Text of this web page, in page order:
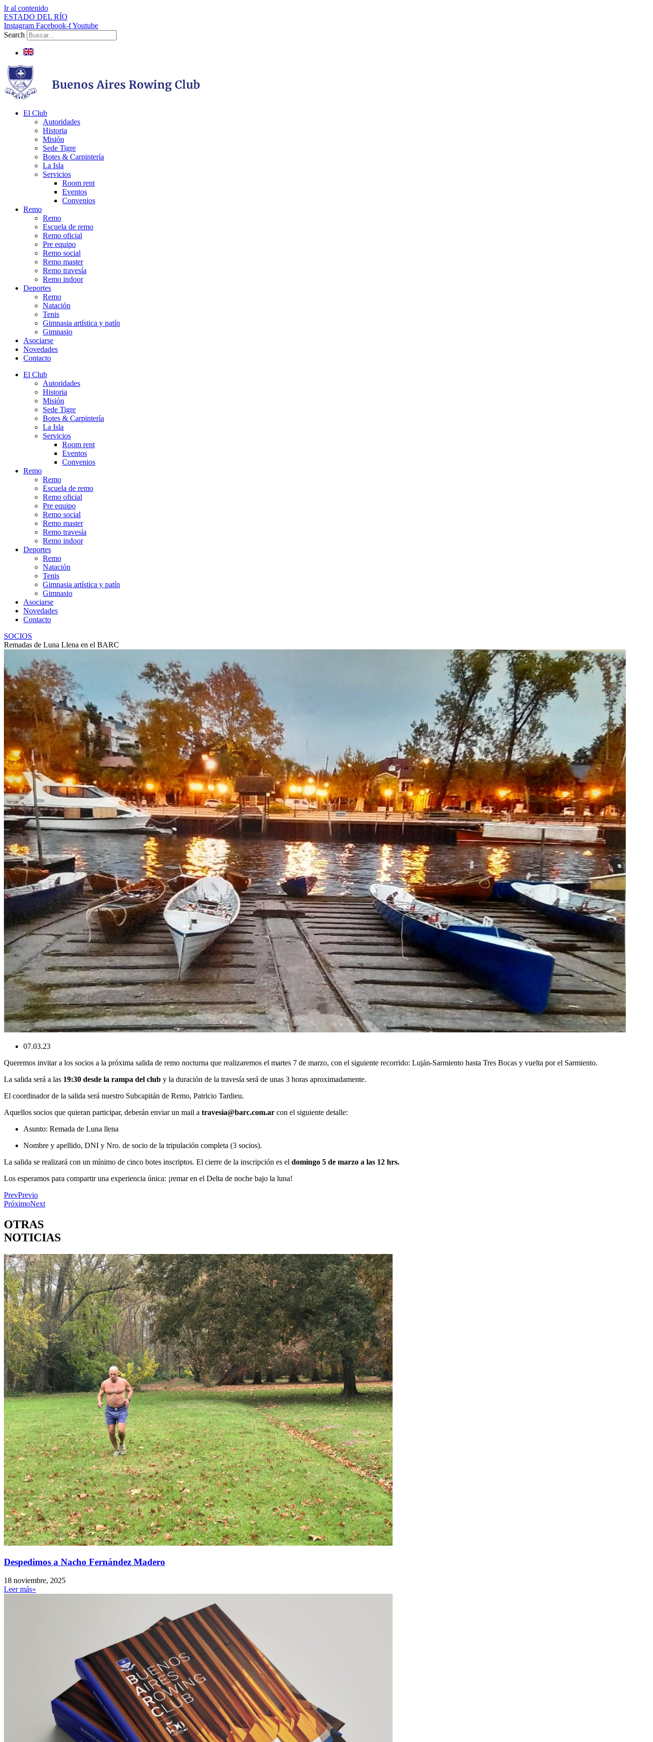
Ir al contenido
ESTADO DEL RÍO
Instagram Facebook-fYoutube
Search
El Club
Autoridades
Historia
Misión
Sede Tigre
Botes & Carpintería
La Isla
Servicios
Room rent
Eventos
Convenios
Remo
Remo
Escuela de remo
Remo oficial
Pre equipo
Remo social
Remo master
Remo travesía
Remo indoor
Deportes
Remo
Natación
Tenis
Gimnasia artística y patín
Gimnasio
Asociarse
Novedades
Contacto
El Club
Autoridades
Historia
Misión
Sede Tigre
Botes & Carpintería
La Isla
Servicios
Room rent
Eventos
Convenios
Remo
Remo
Escuela de remo
Remo oficial
Pre equipo
Remo social
Remo master
Remo travesía
Remo indoor
Deportes
Remo
Natación
Tenis
Gimnasia artística y patín
Gimnasio
Asociarse
Novedades
Contacto
SOCIOS
Remadas de Luna Llena en el BARC
07.03.23
Queremos invitar a los socios a la próxima salida de remo nocturna que realizaremos el martes 7 de marzo, con el siguiente recorrido: Luján-Sarmiento hasta Tres Bocas y vuelta por el Sarmiento.
La salida será a las 19:30 desde la rampa del club y la duración de la travesía será de unas 3 horas aproximadamente.
El coordinador de la salida será nuestro Subcapitán de Remo, Patricio Tardieu.
Aquellos socios que quieran participar, deberán enviar un mail a travesia@barc.com.ar con el siguiente detalle:
Asunto: Remada de Luna llena
Nombre y apellido, DNI y Nro. de socio de la tripulación completa (3 socios).
La salida se realizará con un mínimo de cinco botes inscriptos. El cierre de la inscripción es el domingo 5 de marzo a las 12 hrs.
Los esperamos para compartir una experiencia única: ¡remar en el Delta de noche bajo la luna!
PrevPrevio
PróximoNext
OTRAS
NOTICIAS
Despedimos a Nacho Fernández Madero
18 noviembre, 2025
Leer más»